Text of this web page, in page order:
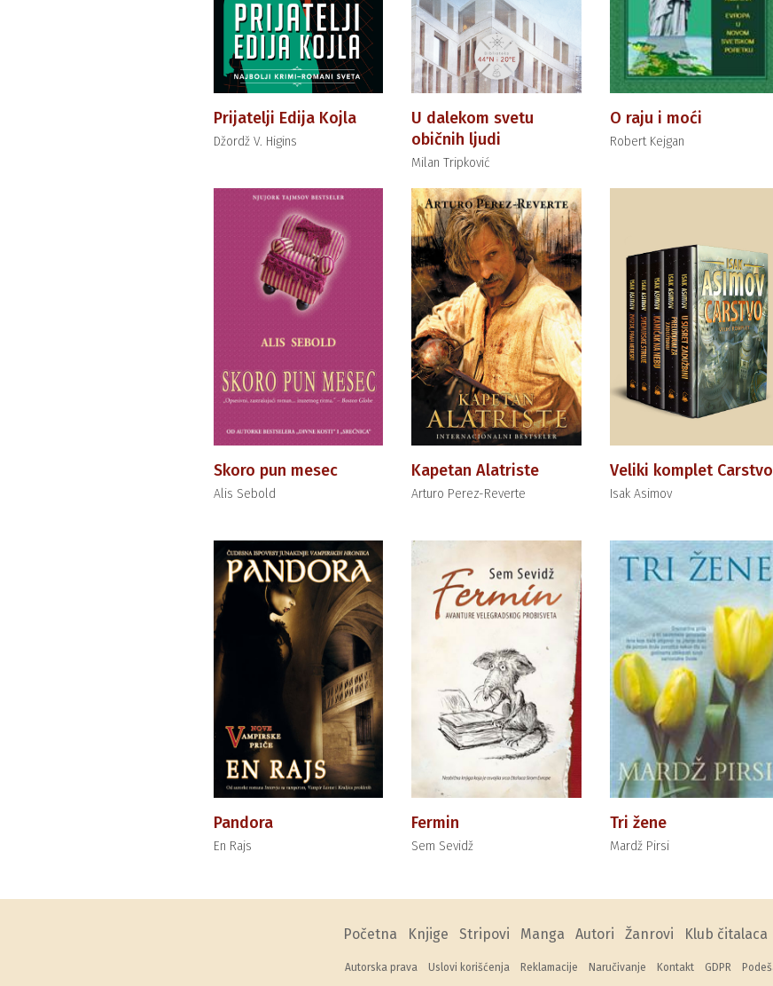
Prijatelji Edija Kojla
Džordž V. Higins
U dalekom svetu
običnih ljudi
Milan Tripković
O raju i moći
Robert Kejgan
Skoro pun mesec
Alis Sebold
Kapetan Alatriste
Arturo Perez-Reverte
Veliki komplet Carstvo
Isak Asimov
Pandora
En Rajs
Fermin
Sem Sevidž
Tri žene
Mardž Pirsi
Početna Knjige Stripovi Manga Autori Žanrovi Klub čitalaca
Autorska prava Uslovi korišćenja Reklamacije Naručivanje Kontakt GDPR